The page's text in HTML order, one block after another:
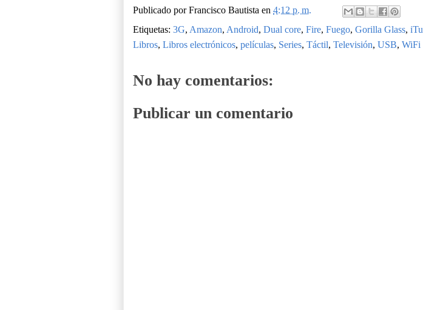
Publicado porFrancisco Bautista en 4:12 p. m.
Etiquetas: 3G, Amazon, Android, Dual core, Fire, Fuego, Gorilla Glass,
Libros, Libros electrónicos, películas, Series, Táctil, Televisión, USB, WiFi
No hay comentarios:
Publicar un comentario